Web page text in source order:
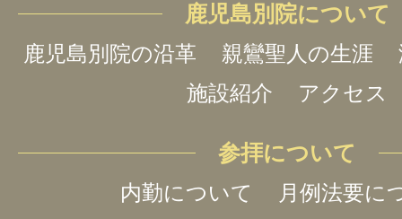
鹿児島別院について
鹿児島別院の沿革 親鸞聖人の生涯
施設紹介
アクセス
参拝について
内勤について
月例法要に